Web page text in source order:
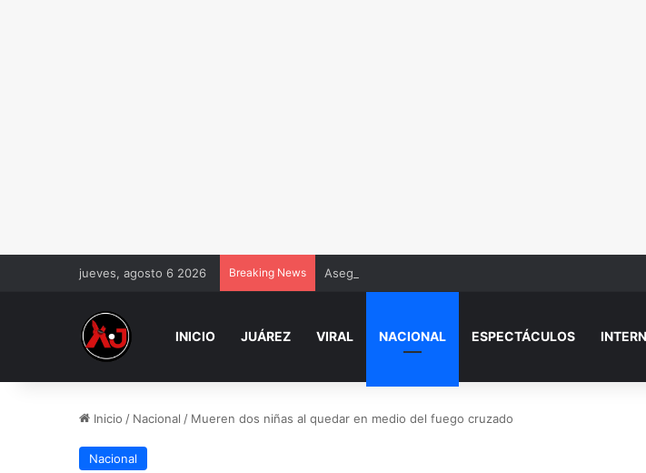
jueves, agosto 6 2026 Breaking News Aseguran un tigre, un lagarto y una Hummer durante
INICIO JUÁREZ VIRAL NACIONAL ESPECTÁCULOS
Inicio / Nacional / Mueren dos niñas al quedar en medio del fuego cruzado
Nacional